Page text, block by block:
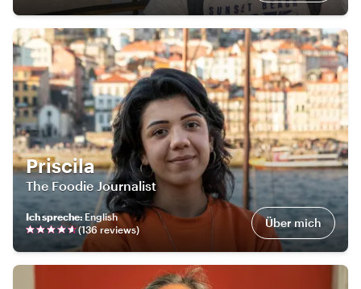
Priscila
The Foodie Journalist
Ich spreche: English
(136 reviews) Über mich